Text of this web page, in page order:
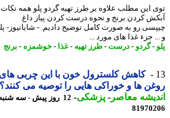
این مطلب علاوه بر طرز تهیه گردو پلو همه نکات
کردن برنج و نحوه درست کردن پیاز داغ
رو به صورت کامل توضیح دادیم. - شایانیوز- پلو
جزء غذا های مورد ...
گردو- درست -طرز تهیه -غذا-خوشمزه-برنج
کاهش کلسترول خون با این چربی های
ها و خوراکی هایی را توصیه می کنند؟
معاصر-پزشکی-12 روز پیش - سه شنبه 6 مرداد 1405، 06:38